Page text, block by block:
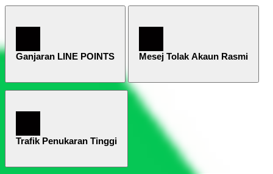
Ganjaran LINE POINTS Mesej Tolak Akaun Rasmi
Trafik Penukaran Tinggi